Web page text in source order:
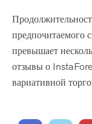
предпочитаемого
превышает
отзывы о
вариативной